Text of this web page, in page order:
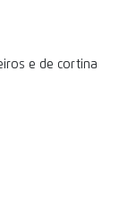
e de cortina